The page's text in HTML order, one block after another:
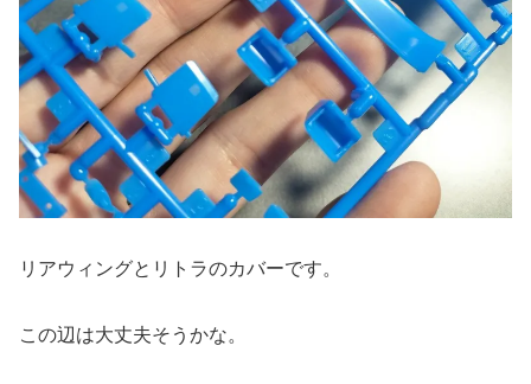
リアウィングとリトラのカバーです。
この辺は大丈夫そうかな。